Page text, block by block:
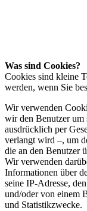
Was sind Cookies?
Cookies sind kleine
werden, wenn Sie
Wir verwenden
wir den Benutzer um
ausdrücklich per
verlangt wird –, um
die an den Benutzer
Wir verwenden
Informationen über
seine IP-Adresse,
und/oder von einem
und Statistikzwecke.